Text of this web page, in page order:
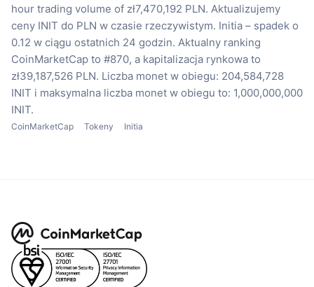
hour trading volume of zł7,470,192 PLN. Aktualizujemy
ceny INIT do PLN w czasie rzeczywistym. Initia – spadek o
0.12 w ciągu ostatnich 24 godzin. Aktualny ranking
CoinMarketCap to #870, a kapitalizacja rynkowa to
zł39,187,526 PLN. Liczba monet w obiegu: 204,584,728
INIT i maksymalna liczba monet w obiegu to: 1,000,000,000
INIT.
CoinMarketCap Tokeny Initia